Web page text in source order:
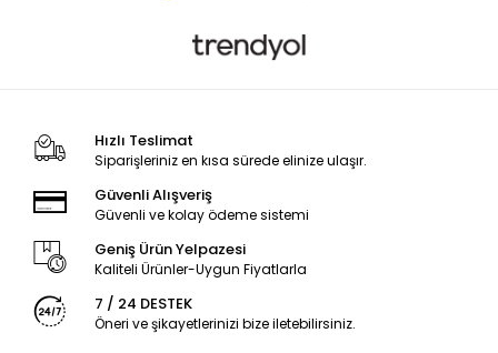
Hızlı Teslimat
Siparişleriniz en kısa sürede elinize ulaşır.
Güvenli Alışveriş
Güvenli ve kolay ödeme sistemi
Geniş Ürün Yelpazesi
Kaliteli Ürünler-Uygun Fiyatlarla
7 / 24 DESTEK
Öneri ve şikayetlerinizi bize iletebilirsiniz.